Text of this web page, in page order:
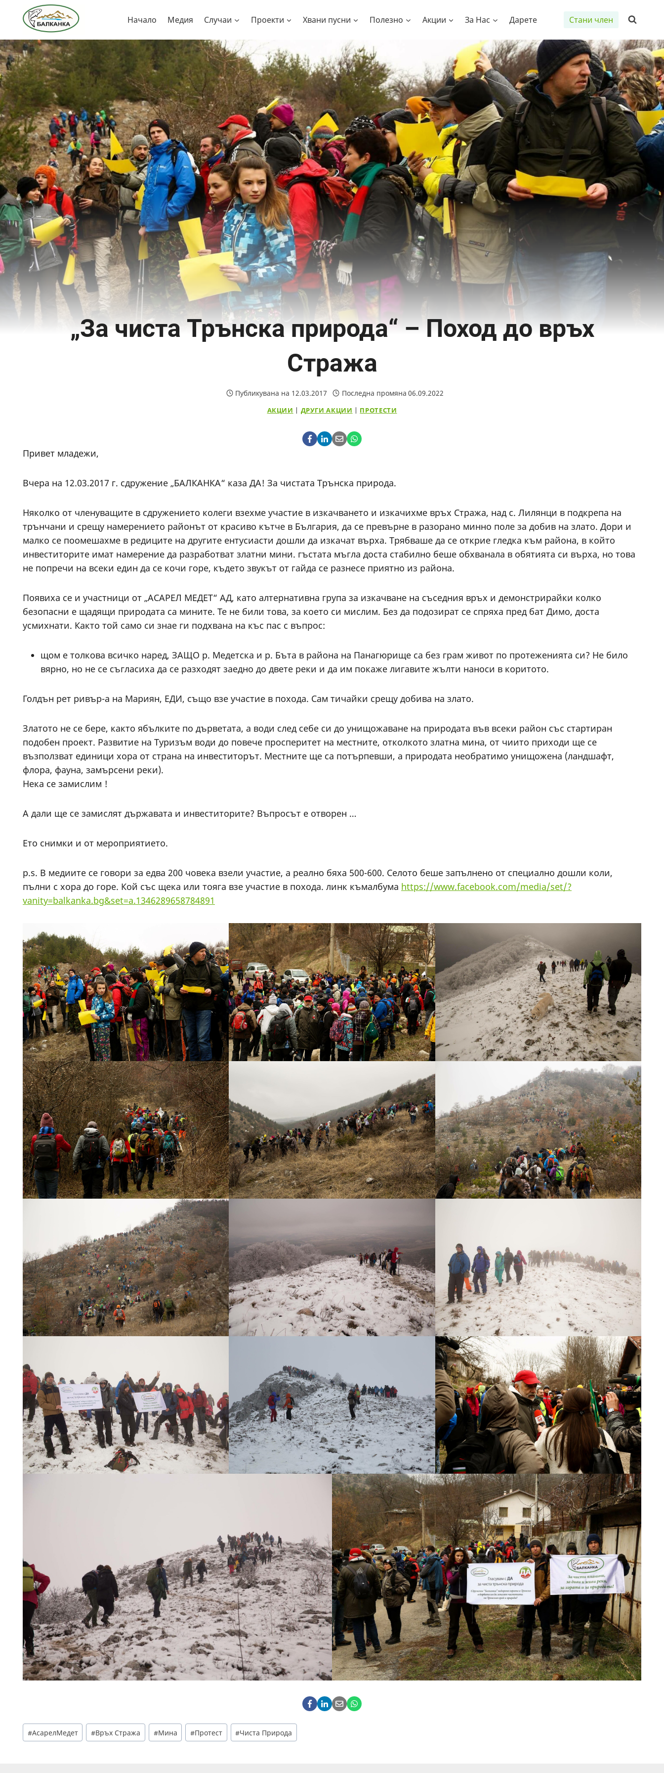
Начало Медия Случаи Проекти Хвани пусни Полезно Акции За Нас Дарете Стани член
„За чиста Трънска природа“ – Поход до връх
Стража
Публикувана на 12.03.2017 Последна промяна 06.09.2022
АКЦИИ | ДРУГИ АКЦИИ | ПРОТЕСТИ
Привет младежи,
Вчера на 12.03.2017 г. сдружение „БАЛКАНКА“ каза ДА! За чистата Трънска природа.
Няколко от членуващите в сдружението колеги взехме участие в изкачването и изкачихме връх Стража, над с. Лилянци в подкрепа на
трънчани и срещу намерението районът от красиво кътче в България, да се превърне в разорано минно поле за добив на злато. Дори и
малко се поомешахме в редиците на другите ентусиасти дошли да изкачат върха. Трябваше да се открие гледка към района, в който
инвеститорите имат намерение да разработват златни мини. гъстата мъгла доста стабилно беше обхванала в обятията си върха, но това
не попречи на всеки един да се кочи горе, където звукът от гайда се разнесе приятно из района.
Появиха се и участници от „АСАРЕЛ МЕДЕТ“ АД, като алтернативна група за изкачване на съседния връх и демонстрирайки колко
безопасни е щадящи природата са мините. Те не били това, за което си мислим. Без да подозират се спряха пред бат Димо, доста
усмихнати. Както той само си знае ги подхвана на къс пас с въпрос:
щом е толкова всичко наред, ЗАЩО р. Медетска и р. Бъта в района на Панагюрище са без грам живот по протеженията си? Не било
вярно, но не се съгласиха да се разходят заедно до двете реки и да им покаже лигавите жълти наноси в коритото.
Голдън рет ривър-а на Мариян, ЕДИ, също взе участие в похода. Сам тичайки срещу добива на злато.
Златото не се бере, както ябълките по дърветата, а води след себе си до унищожаване на природата във всеки район със стартиран
подобен проект. Развитие на Туризъм води до повече просперитет на местните, отколкото златна мина, от чиито приходи ще се
възползват единици хора от страна на инвеститорът. Местните ще са потърпевши, а природата необратимо унищожена (ландшафт,
флора, фауна, замърсени реки).
Нека се замислим !
А дали ще се замислят държавата и инвеститорите? Въпросът е отворен …
Ето снимки и от мероприятието.
p.s. В медиите се говори за едва 200 човека взели участие, а реално бяха 500-600. Селото беше запълнено от специално дошли коли,
пълни с хора до горе. Кой със щека или тояга взе участие в похода. линк къмалбума https://www.facebook.com/media/set/?
vanity=balkanka.bg&set=a.1346289658784891
Post
Tags:
#АсарелМедет #Връх Стража #Мина #Протест #Чиста Природа